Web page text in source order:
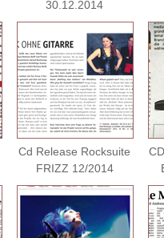
30.12.2014
Cd Release Rocksuite
FRIZZ 12/2014